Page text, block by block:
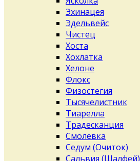
Эхинацея
Эдельвейс
Чистец
Хоста
Хохлатка
Хелоне
Флокс
Физостегия
Тысячелистник
Тиарелла
Традесканция
Смолевка
Седум (Очиток)
Сальвия (Шалфей)